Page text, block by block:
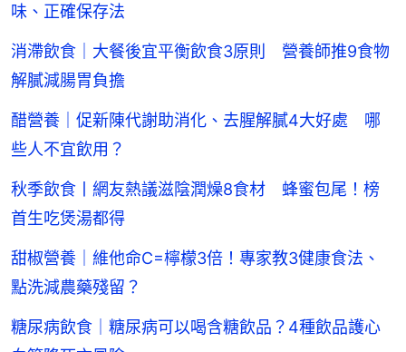
味、正確保存法
消滯飲食｜大餐後宜平衡飲食3原則 營養師推9食物
解膩減腸胃負擔
醋營養｜促新陳代謝助消化、去腥解膩4大好處 哪
些人不宜飲用？
秋季飲食丨網友熱議滋陰潤燥8食材 蜂蜜包尾！榜
首生吃煲湯都得
甜椒營養｜維他命C=檸檬3倍！專家教3健康食法、
點洗減農藥殘留？
糖尿病飲食｜糖尿病可以喝含糖飲品？4種飲品護心